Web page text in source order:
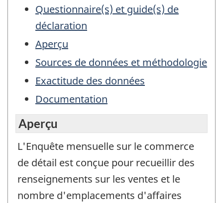
Questionnaire(s) et guide(s) de
déclaration
Aperçu
Sources de données et méthodologie
Exactitude des données
Documentation
Aperçu
L'Enquête mensuelle sur le commerce
de détail est conçue pour recueillir des
renseignements sur les ventes et le
nombre d'emplacements d'affaires